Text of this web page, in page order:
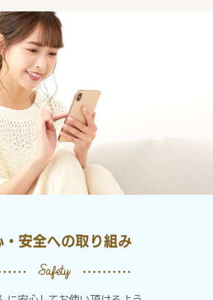
・安全への取り組み